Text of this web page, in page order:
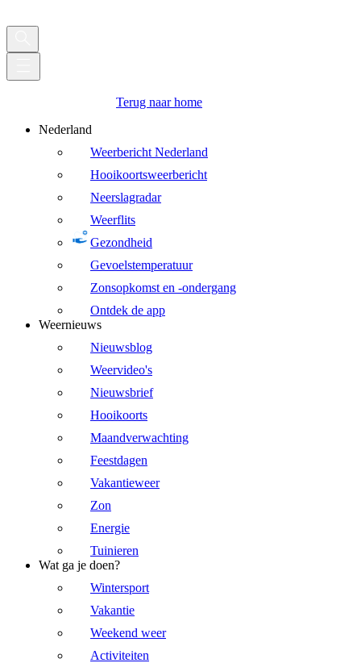
Terug naar home
Nederland
Weerbericht Nederland
Hooikoortsweerbericht
Neerslagradar
Weerflits
Gezondheid
Gevoelstemperatuur
Zonsopkomst en -ondergang
Ontdek de app
Weernieuws
Nieuwsblog
Weervideo's
Nieuwsbrief
Hooikoorts
Maandverwachting
Feestdagen
Vakantieweer
Zon
Energie
Tuinieren
Wat ga je doen?
Wintersport
Vakantie
Weekend weer
Activiteiten